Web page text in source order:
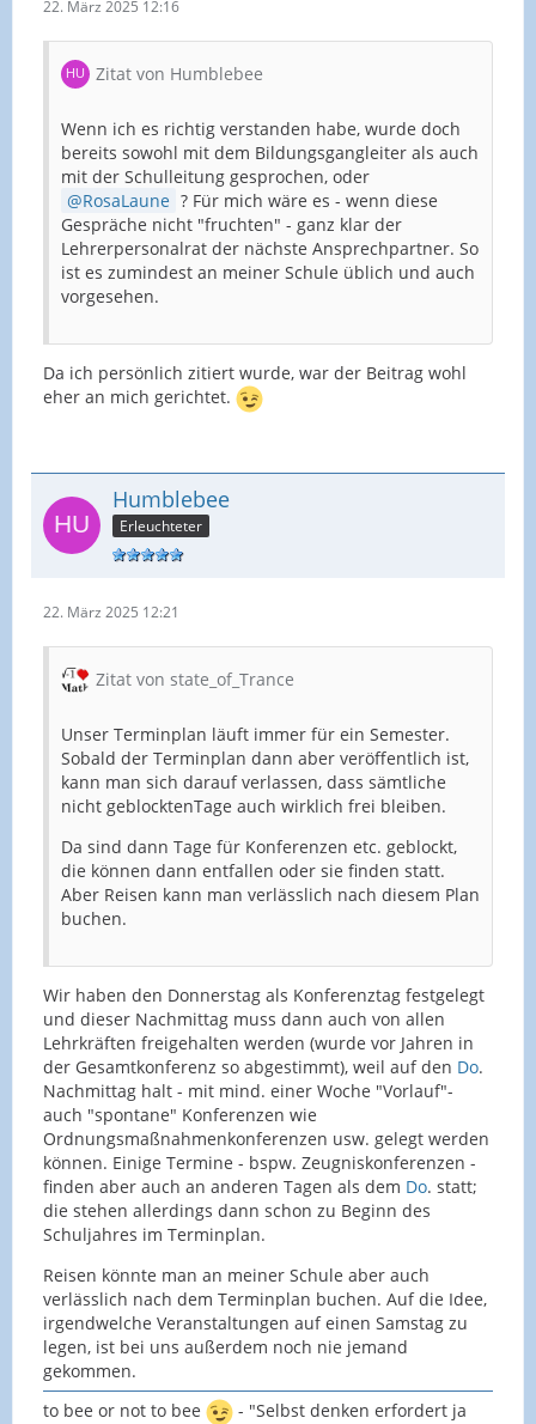
22. März 2025 12:16
Zitat von Humblebee
Wenn ich es richtig verstanden habe, wurde doch
bereits sowohl mit dem Bildungsgangleiter als auch
mit der Schulleitung gesprochen, oder
RosaLaune ? Für mich wäre es - wenn diese
Gespräche nicht "fruchten" - ganz klar der
Lehrerpersonalrat der nächste Ansprechpartner. So
ist es zumindest an meiner Schule üblich und auch
vorgesehen.
Da ich persönlich zitiert wurde, war der Beitrag wohl
eher an mich gerichtet.
Humblebee
Erleuchteter
22. März 2025 12:21
Zitat von state_of_Trance
Unser Terminplan läuft immer für ein Semester.
Sobald der Terminplan dann aber veröffentlich ist,
kann man sich darauf verlassen, dass sämtliche
nicht geblocktenTage auch wirklich frei bleiben.
Da sind dann Tage für Konferenzen etc. geblockt,
die können dann entfallen oder sie finden statt.
Aber Reisen kann man verlässlich nach diesem Plan
buchen.
Wir haben den Donnerstag als Konferenztag festgelegt
und dieser Nachmittag muss dann auch von allen
Lehrkräften freigehalten werden (wurde vor Jahren in
der Gesamtkonferenz so abgestimmt), weil auf den Do.
Nachmittag halt - mit mind. einer Woche "Vorlauf"-
auch "spontane" Konferenzen wie
Ordnungsmaßnahmenkonferenzen usw. gelegt werden
können. Einige Termine - bspw. Zeugniskonferenzen -
finden aber auch an anderen Tagen als dem Do. statt;
die stehen allerdings dann schon zu Beginn des
Schuljahres im Terminplan.
Reisen könnte man an meiner Schule aber auch
verlässlich nach dem Terminplan buchen. Auf die Idee,
irgendwelche Veranstaltungen auf einen Samstag zu
legen, ist bei uns außerdem noch nie jemand
gekommen.
to bee or not to bee
- "Selbst denken erfordert ja